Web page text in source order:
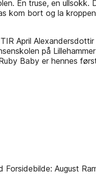
En truse, en ullsokk.
kom bort og la
April
på
Baby er hennes
August